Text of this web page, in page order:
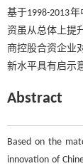
基于1998-2013
资虽从总体上提
商控股合资企业
新水平具有启示
Abstract
Based on the
innovation of